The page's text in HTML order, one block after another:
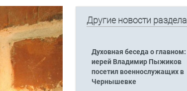
Другие новости раздела
Духовная беседа о главном:
иерей Владимир Пыжиков
посетил военнослужащих в
Чернышевке